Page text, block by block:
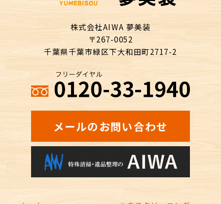
株式会社AIWA 夢美装
〒267-0052
千葉県千葉市緑区下大和田町2717-2
メールのお問い合わせ